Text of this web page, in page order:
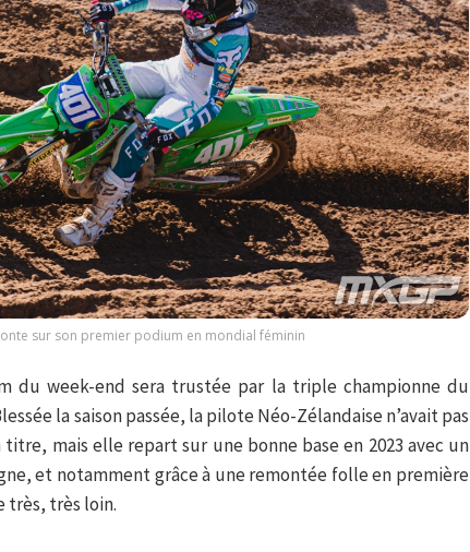
sur son premier podium en mondial féminin
du week-end sera trustée par la triple championne du
la saison passée, la pilote Néo-Zélandaise n’avait pas
mais elle repart sur une bonne base en 2023 avec un
et notamment grâce à une remontée folle en première
très, très loin.